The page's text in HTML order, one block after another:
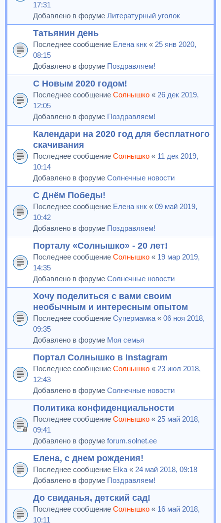
17:31
Добавлено в форуме Литературный уголок
Татьянин день
Последнее сообщение Елена кнк « 25 янв 2020,
08:15
Добавлено в форуме Поздравляем!
С Новым 2020 годом!
Последнее сообщение Солнышко « 26 дек 2019,
12:05
Добавлено в форуме Поздравляем!
Календари на 2020 год для бесплатного
скачивания
Последнее сообщение Солнышко « 11 дек 2019,
10:14
Добавлено в форуме Солнечные новости
С Днём Победы!
Последнее сообщение Елена кнк « 09 май 2019,
10:42
Добавлено в форуме Поздравляем!
Порталу «Солнышко» - 20 лет!
Последнее сообщение Солнышко « 19 мар 2019,
14:35
Добавлено в форуме Солнечные новости
Хочу поделиться с вами своим
необычным и интересным опытом
Последнее сообщение Супермамка « 06 ноя 2018,
09:35
Добавлено в форуме Моя семья
Портал Солнышко в Instagram
Последнее сообщение Солнышко « 23 июл 2018,
12:43
Добавлено в форуме Солнечные новости
Политика конфиденциальности
Последнее сообщение Солнышко « 25 май 2018,
09:41
Добавлено в форуме forum.solnet.ee
Елена, с днем рождения!
Последнее сообщение Elka « 24 май 2018, 09:18
Добавлено в форуме Поздравляем!
До свиданья, детский сад!
Последнее сообщение Солнышко « 16 май 2018,
10:11